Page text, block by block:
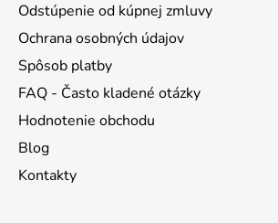
Odstúpenie od kúpnej zmluvy
Ochrana osobných údajov
Spôsob platby
FAQ - Často kladené otázky
Hodnotenie obchodu
Blog
Kontakty